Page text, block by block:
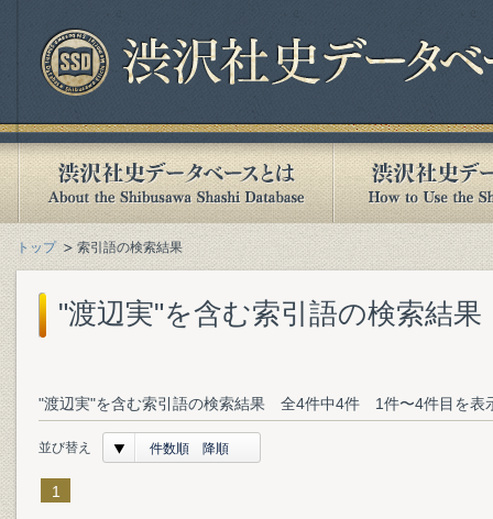
トップ 索引語の検索結果
"渡辺実"を含む索引語の検索結果
"渡辺実"を含む索引語の検索結果 全4件中4件 1件〜4件目を表
並び替え 件数順 降順
1